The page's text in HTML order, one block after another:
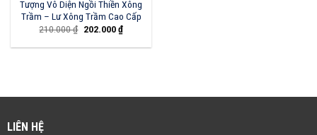
Tượng Vô Diện Ngồi Thiền Xông
Trầm – Lư Xông Trầm Cao Cấp
210.000₫ Giá
là:
202.000₫Giá
hiện
tại
LIÊN HỆ